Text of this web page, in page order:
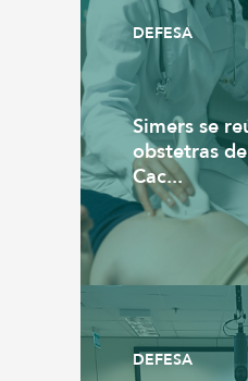
DEFESA
Simers se
obstetras
Cac...
DEFESA